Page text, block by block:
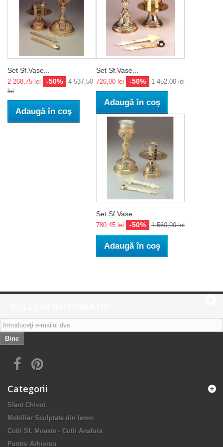
Set Sf.Vase...
2 268,75 lei -50%
4 537,50
lei
Adaugă în coş
Set Sf.Vase...
726,00 lei -50% 1 452,00 lei
Adaugă în coş
Set Sf.Vase...
780,45 lei -50% 1 560,90 lei
Adaugă în coş
Bine
Categorii
Sfant Chivot
Mobilier Sculptate din lemn
Cutii Sf. Moaste - Cutii Anafura
Pentru Arhiereu